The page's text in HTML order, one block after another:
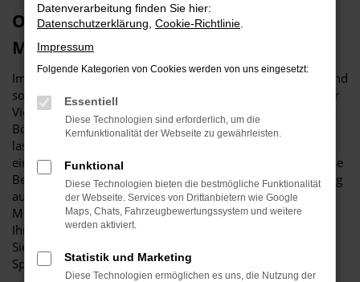
Opel Corsa – unser Toptipp für
Magdeburg
Im Grund genommen, passt ein Opel Corsa in jede Stadt und
somit auch perfekt nach Magdeburg. Der Grund liegt in der
Vielseitigkeit dieses herausragenden Modells. Im Autohaus
Böttche wissen wir genau um die zahlreichen Vorteile und
lassen Sie gerne an einem unserer zahlreichen Standorte
einsteigen. Für uns steht Beratung an erster Stelle und diese
Beratung kommt auch in Sachen Opel Corsa für Magdeburg
auf den Punkt. Wir besprechen im Vorfeld, welche
Motorisierung, welche Lackierung und welche Extras zu
Ihnen passen und gewünscht sind und sorgen dafür, dass
Sie exakt das Fahrzeug erhalten, das Sie sich wünschen.
Sprechen Sie uns an.
Datenverarbeitung finden Sie hier:
Datenschutzerklärung Cookie-Richtlinie
Impressum
Folgende Kategorien von Cookies werden von uns eingesetzt:
Essentiell
Diese Technologien sind erforderlich, um die
Kernfunktionalität der Webseite zu gewährleisten.
Funktional
Diese Technologien bieten die bestmögliche Funktionalität
der Webseite. Services von Drittanbietern wie Google
Maps, Chats, Fahrzeugbewertungssystem und weitere
werden aktiviert.
Statistik und Marketing
Diese Technologien ermöglichen es uns, die Nutzung der